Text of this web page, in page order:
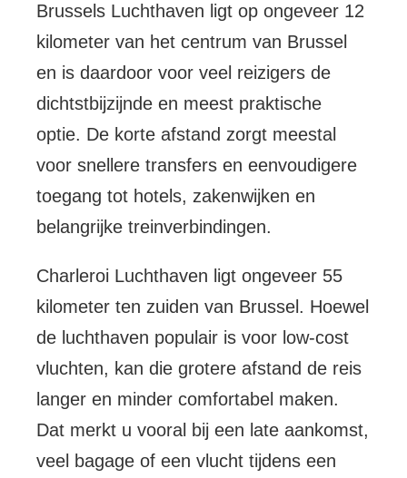
Brussels Luchthaven ligt op ongeveer 12
kilometer van het centrum van Brussel
en is daardoor voor veel reizigers de
dichtstbijzijnde en meest praktische
optie. De korte afstand zorgt meestal
voor snellere transfers en eenvoudigere
toegang tot hotels, zakenwijken en
belangrijke treinverbindingen.
Charleroi Luchthaven ligt ongeveer 55
kilometer ten zuiden van Brussel. Hoewel
de luchthaven populair is voor low-cost
vluchten, kan die grotere afstand de reis
langer en minder comfortabel maken.
Dat merkt u vooral bij een late aankomst,
veel bagage of een vlucht tijdens een